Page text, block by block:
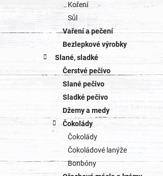
Koření
Sůl
Vaření a pečení
Bezlepkové výrobky
Slané, sladké
Čerstvé pečivo
Slané pečivo
Sladké pečivo
Džemy a medy
Čokolády
Čokolády
Čokoládové lanýže
Bonbóny